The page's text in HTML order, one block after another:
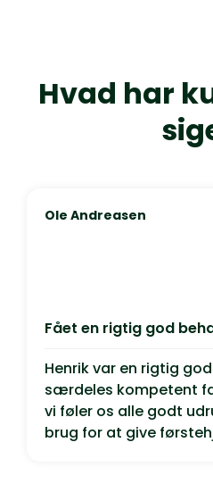
Hvad har
Ole Andreasen
Fået en rigtig god
Henrik var en rigtig
særdeles kompetent
vi føler os alle godt
brug for at give